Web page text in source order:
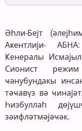
Әһли-Бејт
Аҝентлији-
Ҝенералы
Сионист
ҹәнубундакы
тәҹавүз вә
Һизбуллаһ
зәифләтмәјәҹәк.